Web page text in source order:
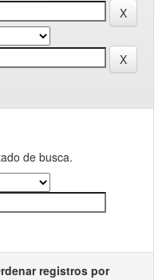
de busca.
registros por